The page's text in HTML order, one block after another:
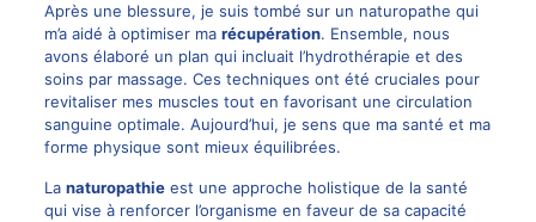
Après une blessure, je suis tombé sur un naturopathe qui
m’a aidé à optimiser ma récupération. Ensemble, nous
avons élaboré un plan qui incluait l’hydrothérapie et des
soins par massage. Ces techniques ont été cruciales pour
revitaliser mes muscles tout en favorisant une circulation
sanguine optimale. Aujourd’hui, je sens que ma santé et ma
forme physique sont mieux équilibrées.
La naturopathieest une approche holistique de la santé
qui vise à renforcer l’organisme en faveur de sa capacité